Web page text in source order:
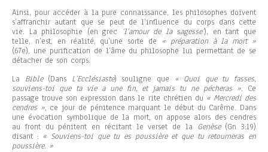
Ainsi, pour accéder à la pure connaissance, les philosophes doivent
s’affranchir autant que se peut de l’influence du corps dans cette
vie. La philosophie (en grec
‘l’amour de la sagesse’), en tant que
telle, n’est, en réalité, qu’une sorte de « préparation à la mort »
(67e), une purification de l’âme du philosophe lui permettant de se
détacher de son corps.
La Bible(Dans L’Ecclésiaste) souligne que « Quoi que tu fasses,
souviens-toi que ta vie a une fin, et jamais tu ne pécheras ». Ce
passage trouve son expression dans le rite chrétien du « Mercredi des
cendres », ce jour de pénitence marquant le début du Carême. Dans
une évocation symbolique de la mort, on appose alors des cendres
au front du pénitent en récitant le verset de la Genèse(Gn 3:19)
disant : « Souviens-toi que tu es poussière et que tu retourneras en
poussière. »